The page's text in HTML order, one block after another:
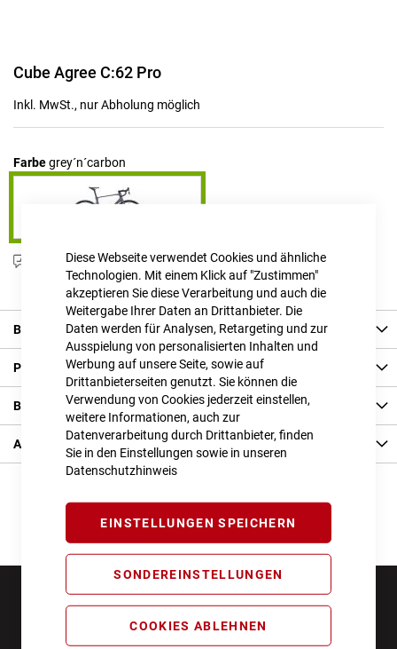
Diese Webseite verwendet Cookies und ähnliche
Technologien. Mit einem Klick auf "Zustimmen"
akzeptieren Sie diese Verarbeitung und auch die
Weitergabe Ihrer Daten an Drittanbieter. Die
Daten werden für Analysen, Retargeting und zur
Ausspielung von personalisierten Inhalten und
Werbung auf unsere Seite, sowie auf
Drittanbieterseiten genutzt. Sie können die
Verwendung von Cookies jederzeit einstellen,
weitere Informationen, auch zur
Datenverarbeitung durch Drittanbieter, finden
Sie in den Einstellungen sowie in unseren
Datenschutzhinweis
EINSTELLUNGEN SPEICHERN
SONDEREINSTELLUNGEN
COOKIES ABLEHNEN
Zum
der
Cube Agree C:62 Pro
Inkl. MwSt., nur Abholung möglich
Farbegrey´n´carbon
Produktanfrage stellen
Beschreibung
Produkt Details
Bewertungen
Angaben zur Produktsicherheit